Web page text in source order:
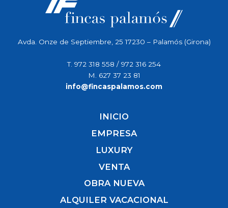
Avda. Onze de Septiembre, 25 17230 – Palamós (Girona)
T. 972 318 558 / 972 316 254
M. 627 37 23 81
info@fincaspalamos.com
INICIO
EMPRESA
LUXURY
VENTA
OBRA NUEVA
ALQUILER VACACIONAL